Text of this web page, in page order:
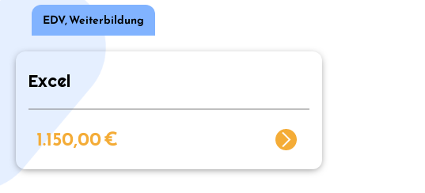
EDV,Weiterbildung
Excel
1.150,00€